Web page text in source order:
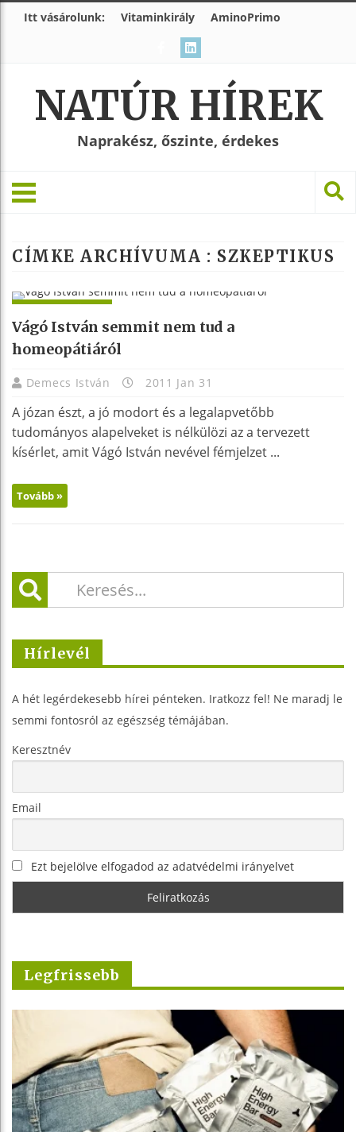
Itt vásárolunk: Vitaminkirály AminoPrimo
NATÚR HÍREK
Naprakész, őszinte, érdekes
CÍMKE ARCHÍVUMA : SZKEPTIKUS
Vágó István semmit nem tud a
homeopátiáról
Demecs István 2011 Jan 31
A józan észt, a jó modort és a legalapvetőbb
tudományos alapelveket is nélkülözi az a tervezett
kísérlet, amit Vágó István nevével fémjelzet ...
Tovább »
Hírlevél
A hét legérdekesebb hírei pénteken. Iratkozz fel! Ne maradj le
semmi fontosról az egészség témájában.
Keresztnév
Email
Ezt bejelölve elfogadod az adatvédelmi irányelvet
Legfrissebb